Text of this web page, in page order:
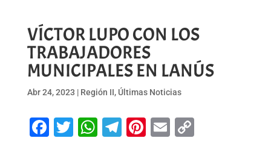
VÍCTOR LUPO CON LOS
TRABAJADORES
MUNICIPALES EN LANÚS
Abr 24, 2023 | Región II, Últimas Noticias
Facebook
Twitter
WhatsApp
Telegram
Pinterest
EmailCopy